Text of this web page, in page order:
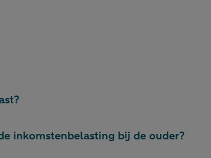
inkomstenbelasting bij de ouder?